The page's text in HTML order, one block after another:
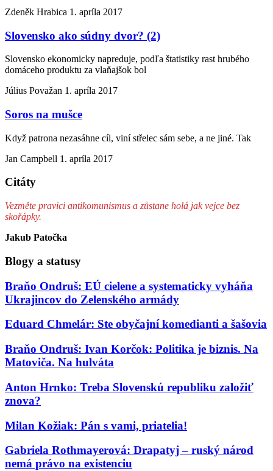
Zdeněk Hrabica 1. apríla 2017
Slovensko ako súdny dvor? (2)
Slovensko ekonomicky napreduje, podľa štatistiky rast hrubého
domáceho produktu za vlaňajšok bol
Július Považan 1. apríla 2017
Soros na mušce
Když patrona nezasáhne cíl, viní střelec sám sebe, a ne jiné. Tak
Jan Campbell 1. apríla 2017
Citáty
Vezměte pravici antikomunismus a zůstane holá jak vejce bez
skořápky.
Jakub Patočka
Blogy a statusy
Braňo Ondruš: EÚ cielene a systematicky vyháňa
Ukrajincov do Zelenského armády
Eduard Chmelár: Ste obyčajní komedianti a šašovia
Braňo Ondruš: Ivan Korčok: Politika je biznis. Na
Matoviča. Na hulváta
Anton Hrnko: Treba Slovenskú republiku založiť
znova?
Milan Kožiak: Pán s vami, priatelia!
Gabriela Rothmayerová: Drapatyj – ruský národ
nemá právo na existenciu